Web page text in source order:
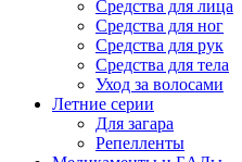
Средства для лица
Средства для ног
Средства для рук
Средства для тела
Уход за волосами
Летние серии
Для загара
Репелленты